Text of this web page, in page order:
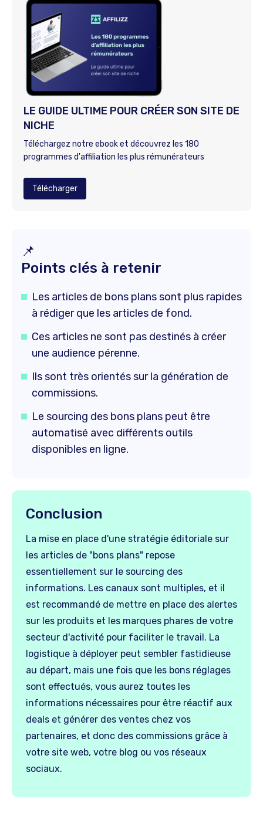
LE GUIDE ULTIME POUR CRÉER SON SITE DE
NICHE
Téléchargez notre ebook et découvrez les 180
programmes d'affiliation les plus rémunérateurs
Télécharger
📌
Points clés à retenir
Les articles de bons plans sont plus rapides
à rédiger que les articles de fond.
Ces articles ne sont pas destinés à créer
une audience pérenne.
Ils sont très orientés sur la génération de
commissions.
Le sourcing des bons plans peut être
automatisé avec différents outils
disponibles en ligne.
Conclusion
La mise en place d'une stratégie éditoriale sur
les articles de "bons plans" repose
essentiellement sur le sourcing des
informations. Les canaux sont multiples, et il
est recommandé de mettre en place des alertes
sur les produits et les marques phares de votre
secteur d'activité pour faciliter le travail. La
logistique à déployer peut sembler fastidieuse
au départ, mais une fois que les bons réglages
sont effectués, vous aurez toutes les
informations nécessaires pour être réactif aux
deals et générer des ventes chez vos
partenaires, et donc des commissions grâce à
votre site web, votre blog ou vos réseaux
sociaux.